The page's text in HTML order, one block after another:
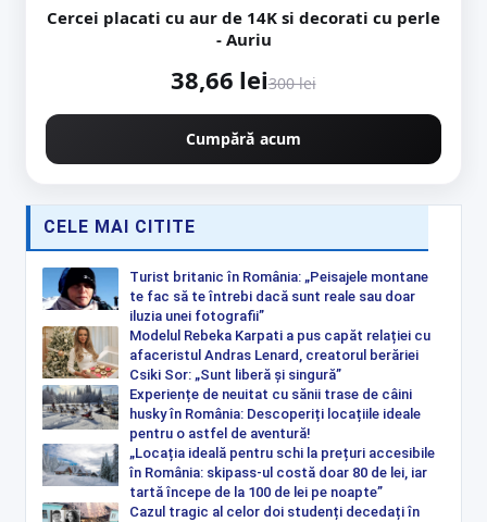
Cercei placati cu aur de 14K si decorati cu perle
- Auriu
38,66 lei300 lei
Cumpără acum
CELE MAI CITITE
Turist britanic în România: „Peisajele montane
te fac să te întrebi dacă sunt reale sau doar
iluzia unei fotografii”
Modelul Rebeka Karpati a pus capăt relației cu
afaceristul Andras Lenard, creatorul berăriei
Csiki Sor: „Sunt liberă și singură”
Experiențe de neuitat cu sănii trase de câini
husky în România: Descoperiți locațiile ideale
pentru o astfel de aventură!
„Locația ideală pentru schi la prețuri accesibile
în România: skipass-ul costă doar 80 de lei, iar
tartă începe de la 100 de lei pe noapte”
Cazul tragic al celor doi studenți decedați în